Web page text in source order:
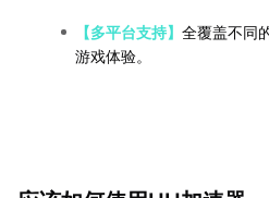
【多平台支持】 全覆盖不同
游戏体验。